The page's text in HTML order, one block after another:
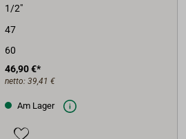
1/2"
47
60
46,90 €*
netto: 39,41 €
Am Lager